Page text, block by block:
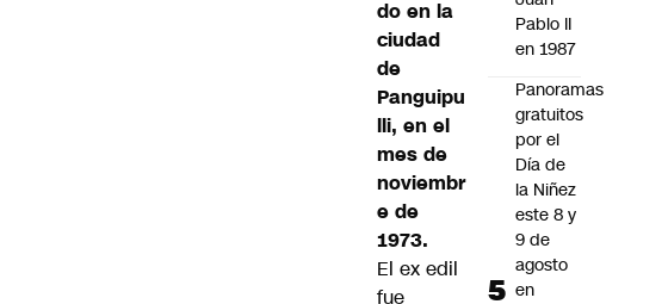
do en la
ciudad
de
Panguipu
lli, en el
mes de
noviembr
e de
1973.
El ex edil
fue
Pablo II
en 1987
Panoramas
gratuitos
por el
Día de
la Niñez
este 8 y
9 de
agosto
en